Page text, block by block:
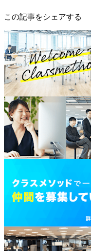
この記事をシェアする